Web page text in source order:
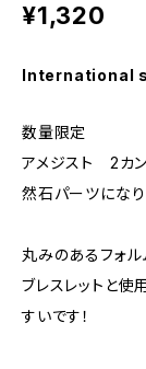
¥1,320
International
数量限定
アメジスト 2カン
然石パーツになり
丸みのあるフォル
ブレスレットと使
すいです！